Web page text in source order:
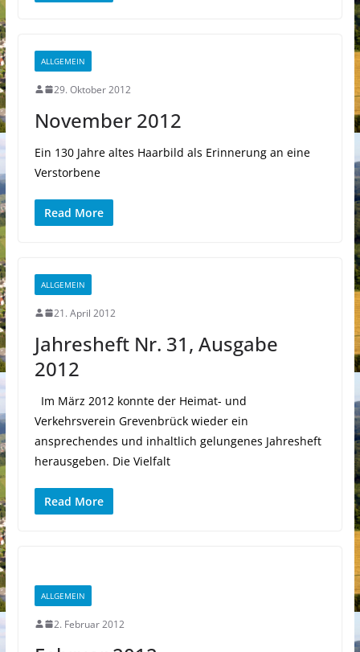
ALLGEMEIN
29. Oktober 2012
November 2012
Ein 130 Jahre altes Haarbild als Erinnerung an eine
Verstorbene
Read More
ALLGEMEIN
21. April 2012
Jahresheft Nr. 31, Ausgabe
2012
Im März 2012 konnte der Heimat- und
Verkehrsverein Grevenbrück wieder ein
ansprechendes und inhaltlich gelungenes Jahresheft
herausgeben. Die Vielfalt
Read More
ALLGEMEIN
2. Februar 2012